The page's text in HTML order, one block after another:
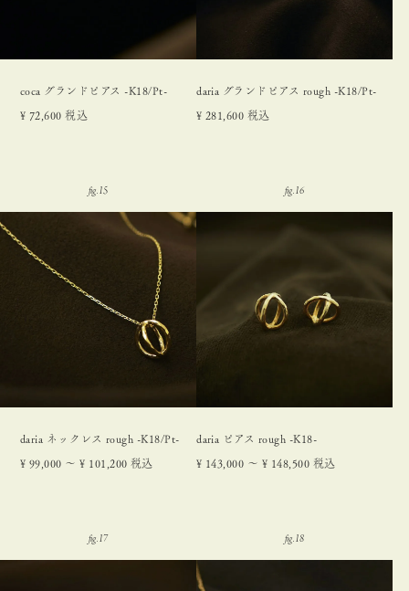
coca グランドピアス -K18/Pt-
¥ 72,600 税込
daria グランドピアス rough -K18/Pt-
¥ 281,600 税込
daria ネックレス rough -K18/Pt-
¥ 99,000 〜 ¥ 101,200 税込
daria ピアス rough -K18-
¥ 143,000 〜 ¥ 148,500 税込